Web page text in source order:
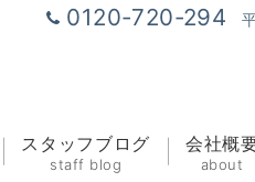
0120-720-294
スタッフブログ
staff blog
会社概
about